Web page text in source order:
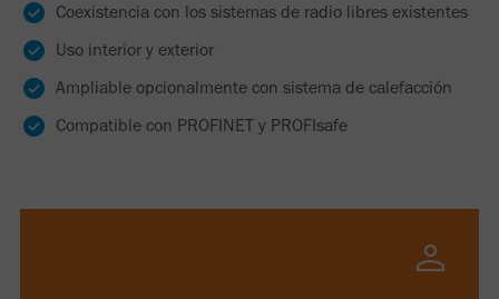
Coexistencia con los sistemas de radio libres existentes
Uso interior y exterior
Ampliable opcionalmente con sistema de calefacción
Compatible con PROFINET y PROFIsafe